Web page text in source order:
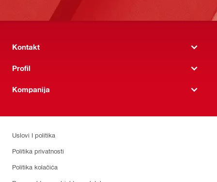
Kontakt
Profil
Kompanija
Uslovi I politika
Politika privatnosti
Politika kolačića